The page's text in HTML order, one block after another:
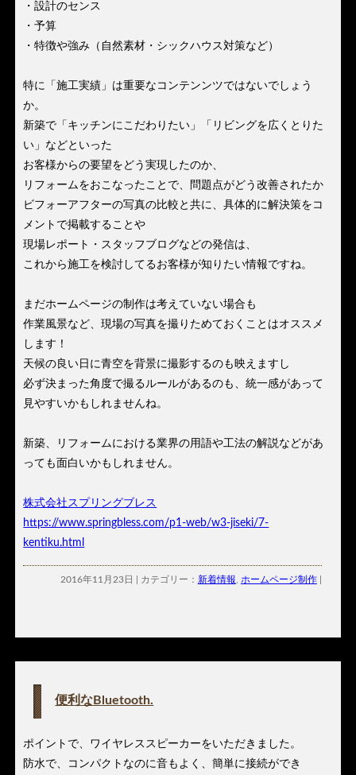
・設計のセンス
・予算
・特徴や強み（自然素材・シックハウス対策など）
特に「施工実績」は重要なコンテンンツではないでしょう
か。
新築で「キッチンにこだわりたい」「リビングを広くとりた
い」などといった
お客様からの要望をどう実現したのか、
リフォームをおこなったことで、問題点がどう改善されたか
ビフォーアフターの写真の比較と共に、具体的に解決策をコ
メントで掲載することや
現場レポート・スタッフブログなどの発信は、
これから施工を検討してるお客様が知りたい情報ですね。
まだホームページの制作は考えていない場合も
作業風景など、現場の写真を撮りためておくことはオススメ
します！
天候の良い日に青空を背景に撮影するのも映えますし
必ず決まった角度で撮るルールがあるのも、統一感があって
見やすいかもしれませんね。
新築、リフォームにおける業界の用語や工法の解説などがあ
っても面白いかもしれません。
株式会社スプリングブレス
https://www.springbless.com/p1-web/w3-jiseki/7-
kentiku.html
2016年11月23日 | カテゴリー： 新着情報 ホームページ制作|
便利なBluetooth.
ポイントで、ワイヤレススピーカーをいただきました。
防水で、コンパクトなのに音もよく、簡単に接続ができ